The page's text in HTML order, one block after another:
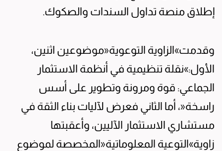
إطلاق منصة تداول السندات والصكوك.
وقدمت»الزاوية التوعوية«موضوعين اثنين،
الأول:»نقلة تنظيمية في أنظمة الاستثمار
الجماعي: قوة ومرونة وتطوير على أسس
راسخة«، أما الثاني فعرض لآليات بناء الثقة في
مستشاري الاستثمار الآليين، وأعقبتها
زاوية»التوعية المعلوماتية«المخصصة لموضوع